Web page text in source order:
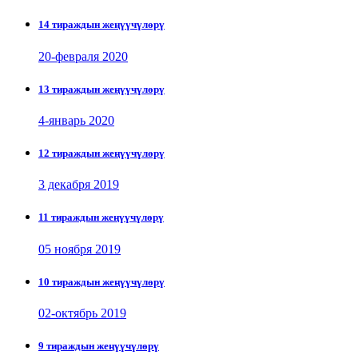
14 тираждын жеңүүчүлөрү
20-февраля 2020
13 тираждын жеңүүчүлөрү
4-январь 2020
12 тираждын жеңүүчүлөрү
3 декабря 2019
11 тираждын жеңүүчүлөрү
05 ноября 2019
10 тираждын жеңүүчүлөрү
02-октябрь 2019
9 тираждын жеңүүчүлөрү